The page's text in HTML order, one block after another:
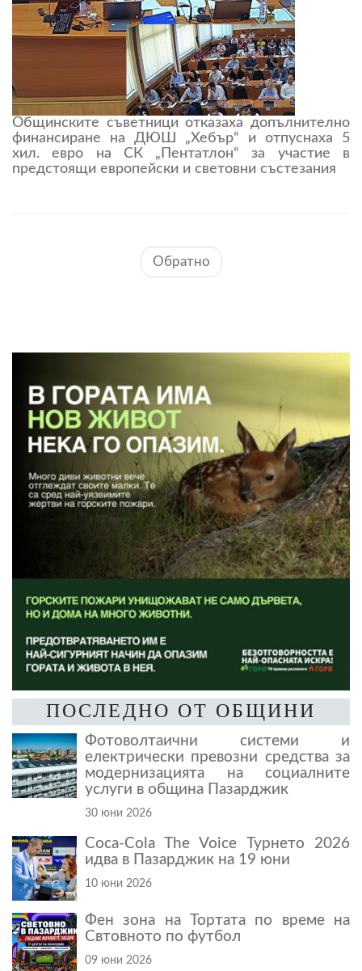
Общинските съветници отказаха допълнително
финансиране на ДЮШ „Хебър“ и отпуснаха 5
хил. евро на СК „Пентатлон“ за участие в
предстоящи европейски и световни състезания
Обратно
ПОСЛЕДНО ОТ ОБЩИНИ
Фотоволтаични системи и
електрически превозни средства за
модернизацията на социалните
услуги в община Пазарджик
30 юни 2026
Coca-Cola The Voice Турнето 2026
идва в Пазарджик на 19 юни
10 юни 2026
Фен зона на Тортата по време на
Свтовното по футбол
09 юни 2026